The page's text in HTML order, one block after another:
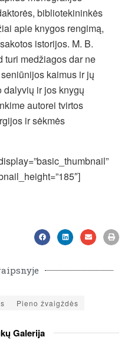
bibliotekininkės
apie knygos rengimą,
istorijos. M. B.
turi medžiagos dar ne
kaimus ir jų
ir jos knygų
autorei tvirtos
ir sėkmės
Pieno žvaigždės
Galerija